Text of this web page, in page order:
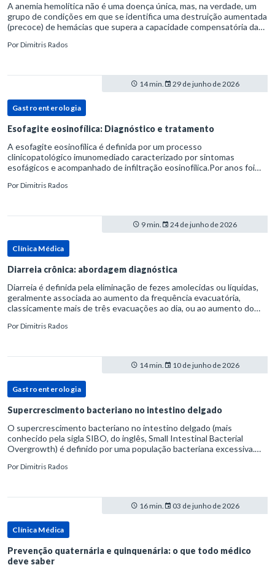
A anemia hemolítica não é uma doença única, mas, na verdade, um
grupo de condições em que se identifica uma destruição aumentada
(precoce) de hemácias que supera a capacidade compensatória da
PorDimitris Rados
14 min. 29 de junho de 2026
Gastroenterologia
Esofagite eosinofílica: Diagnóstico e tratamento
A esofagite eosinofílica é definida por um processo
clinicopatológico imunomediado caracterizado por sintomas
esofágicos e acompanhado de infiltração eosinofílica.Por anos foi
refluxo gastr
PorDimitris Rados
9 min. 24 de junho de 2026
Clínica Médica
Diarreia crônica: abordagem diagnóstica
Diarreia é definida pela eliminação de fezes amolecidas ou líquidas,
geralmente associada ao aumento da frequência evacuatória,
classicamente mais de três evacuações ao dia, ou ao aumento do
PorDimitris Rados
14 min. 10 de junho de 2026
Gastroenterologia
Supercrescimento bacteriano no intestino delgado
O supercrescimento bacteriano no intestino delgado (mais
conhecido pela sigla SIBO, do inglês, Small Intestinal Bacterial
Overgrowth) é definido por uma população bacteriana excessiva.
PorDimitris Rados
16 min. 03 de junho de 2026
Clínica Médica
Prevenção quaternária e quinquenária: o que todo médico
deve saber